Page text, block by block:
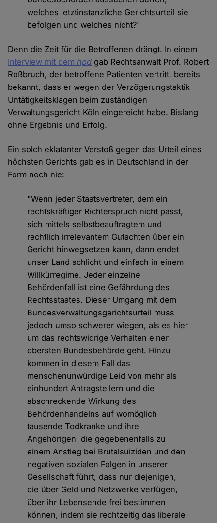
welches letztinstanzliche Gerichtsurteil sie
befolgen und welches nicht?"
Denn die Zeit für die Betroffenen drängt. In einem
Interview mit demhpd gab Rechtsanwalt Prof. Robert
Roßbruch, der betroffene Patienten vertritt, bereits
bekannt, dass er wegen der Verzögerungstaktik
Untätigkeitsklagen beim zuständigen
Verwaltungsgericht Köln eingereicht habe. Bislang
ohne Ergebnis und Erfolg.
Ein solch eklatanter Verstoß gegen das Urteil eines
höchsten Gerichts gab es in Deutschland in der
Form noch nie:
"Wenn jeder Staatsvertreter, dem ein
rechtskräftiger Richterspruch nicht passt,
sich mittels selbstbeauftragtem und
rechtlich irrelevantem Gutachten über ein
Gericht hinwegsetzen kann, dann endet
unser Land schlicht und einfach in einem
Willkürregime. Jeder einzelne
Behördenfall ist eine Gefährdung des
Rechtsstaates. Dieser Umgang mit dem
Bundesverwaltungsgerichtsurteil muss
jedoch umso schwerer wiegen, als es hier
um das rechtswidrige Verhalten einer
obersten Bundesbehörde geht. Hinzu
kommen in diesem Fall das
menschenunwürdige Leid von mehr als
einhundert Antragstellern und die
abschreckende Wirkung des
Behördenhandelns auf womöglich
tausende Todkranke und ihre
Angehörigen, die gegebenenfalls zu
einem Anstieg bei Brutalsuiziden und den
negativen sozialen Folgen in unserer
Gesellschaft führt, dass nur diejenigen,
die über Geld und Netzwerke verfügen,
über ihr Lebensende frei bestimmen
können, indem sie rechtzeitig das liberale